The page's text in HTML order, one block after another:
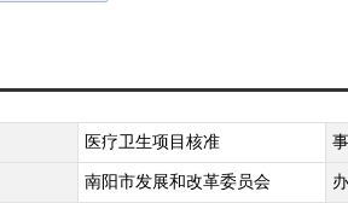
医疗卫生项目核准
南阳市发展和改革委员会